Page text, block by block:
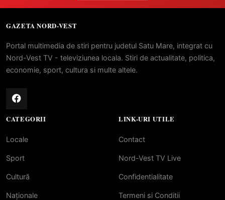
GAZETA NORD-VEST
Portal multimedia de stiri pentru judetul Satu Mare, integrat cu
Nord-Vest TV - televiziunea locala. Stiri de actualitate, politica,
economie, sport, cultura si multe altele.
CATEGORII
Locale
Sport
Cultură
Naționale
LINK-URI UTILE
Contact
Nord-Vest TV Live
Confidentialitate
Termeni si Conditii